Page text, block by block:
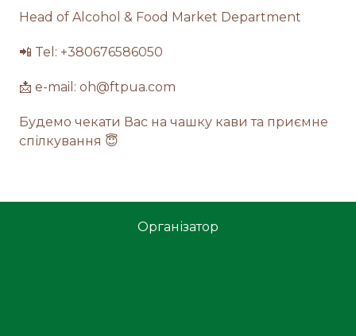
Head of Alcohol & Food Market Department
📲️ Tel: +380676586050
📩 e-mail: oh@ftpua.com
Будемо чекати Вас на чашку кави та приємне
спілкування 😇
Організатор